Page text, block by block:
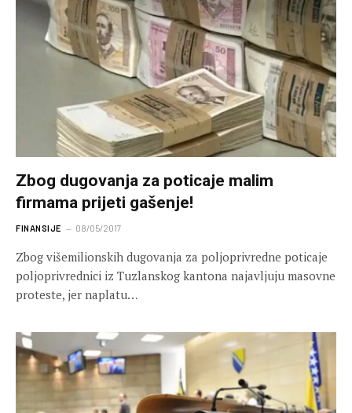
Zbog dugovanja za poticaje malim
firmama prijeti gašenje!
FINANSIJE 08/05/2017
Zbog višemilionskih dugovanja za poljoprivredne poticaje
poljoprivrednici iz Tuzlanskog kantona najavljuju masovne
proteste, jer naplatu…